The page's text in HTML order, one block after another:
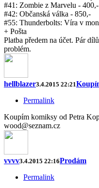
#41: Zombie z Marvelu - 400,-
#42: Občanská válka - 850,-
#55: Thunderbolts: Víra v
+ Pošta
Platba předem na účet. Pár
problém.
hellblazer3.4.2015 22:21
Permalink
Koupím komiksy od Petra
wood@seznam.cz
vvvv3.4.2015 22:16Prodám
Permalink